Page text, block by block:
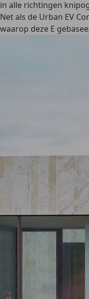
in alle richtingen
Net als de Urban EV
waarop deze E